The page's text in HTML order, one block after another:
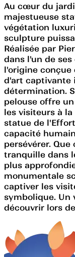
Au cœur du
majestueuse
végétation
sculpture
Réalisée par
dans l'un de
l'origine
d'art captivante
détermination.
pelouse offre
les visiteurs à
statue de
capacité
persévérer.
tranquille dans
plus
monumentale
captiver les
symbolique. Un
découvrir lors